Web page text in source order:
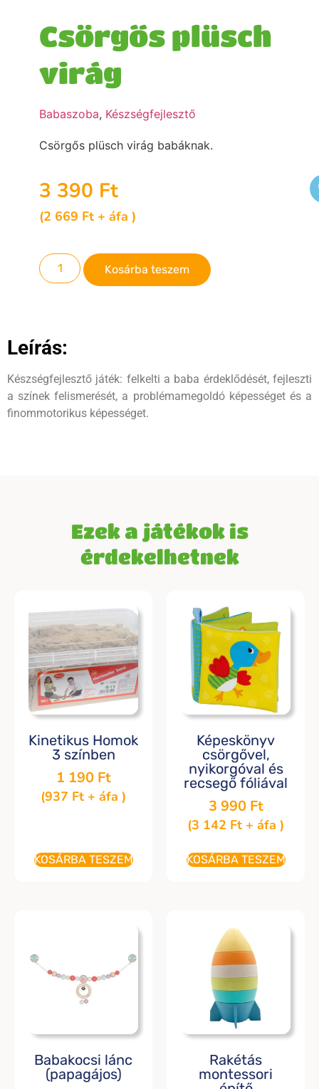
Csörgős plüsch
virág
Babaszoba, Készségfejlesztő
Csörgős plüsch virág babáknak.
3 390 Ft
(2 669 Ft + áfa )
Kosárba teszem
Leírás:
Készségfejlesztő játék: felkelti a baba érdeklődését, fejleszti
a színek felismerését, a problémamegoldó képességet és a
finommotorikus képességet.
Ezek a játékok is
érdekelhetnek
Kinetikus Homok
3 színben
1 190 Ft
(937 Ft + áfa )
KOSÁRBA TESZEM
Képeskönyv
csörgővel,
nyikorgóval és
recsegő fóliával
3 990 Ft
(3 142 Ft + áfa )
KOSÁRBA TESZEM
Babakocsi lánc
(papagájos)
Rakétás
montessori